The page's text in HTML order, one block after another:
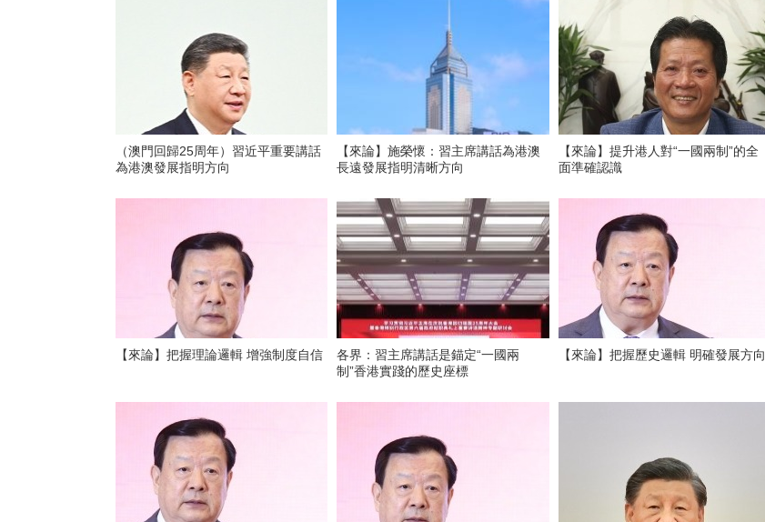
（澳門回歸25周年）習近平重要講話
為港澳發展指明方向
【來論】施榮懷：習主席講話為港澳
長遠發展指明清晰方向
【來論】提升港人對“一國兩制”的全
面準確認識
【來論】把握理論邏輯 增強制度自信
各界：習主席講話是錨定“一國兩
制”香港實踐的歷史座標
【來論】把握歷史邏輯 明確發展方向